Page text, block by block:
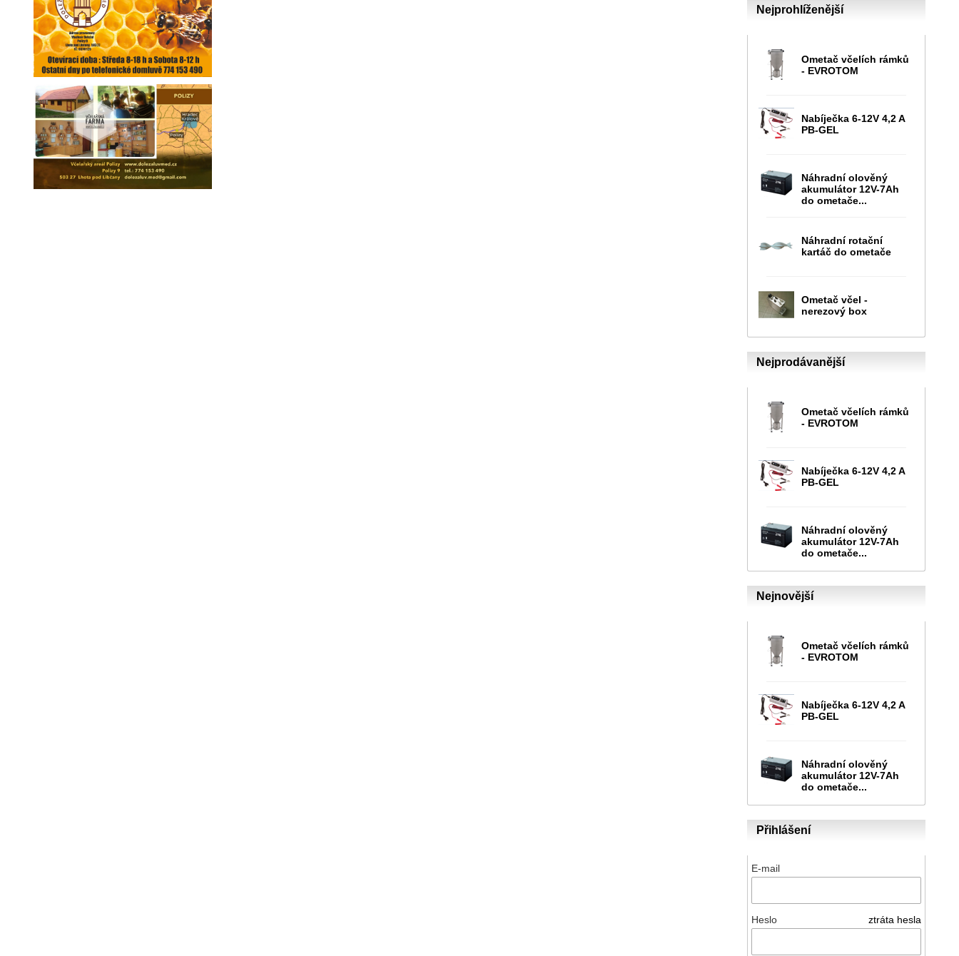
Nejprohlíženější
Ometač včelích rámků
- EVROTOM
Nabíječka 6-12V 4,2 A
PB-GEL
Náhradní olověný
akumulátor 12V-7Ah
do ometače...
Náhradní rotační
kartáč do ometače
Ometač včel -
nerezový box
Nejprodávanější
Ometač včelích rámků
- EVROTOM
Nabíječka 6-12V 4,2 A
PB-GEL
Náhradní olověný
akumulátor 12V-7Ah
do ometače...
Nejnovější
Ometač včelích rámků
- EVROTOM
Nabíječka 6-12V 4,2 A
PB-GEL
Náhradní olověný
akumulátor 12V-7Ah
do ometače...
Přihlášení
E-mail
Heslo ztráta hesla